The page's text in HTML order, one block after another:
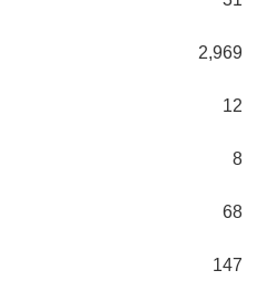
2,969
12
8
68
147